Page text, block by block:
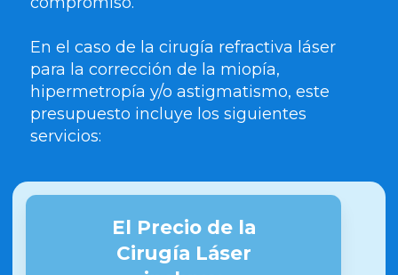
En el caso de la cirugía refractiva láser
para la corrección de la miopía,
hipermetropía y/o astigmatismo, este
presupuesto incluye los siguientes
servicios:
El Precio de la
Cirugía Láser